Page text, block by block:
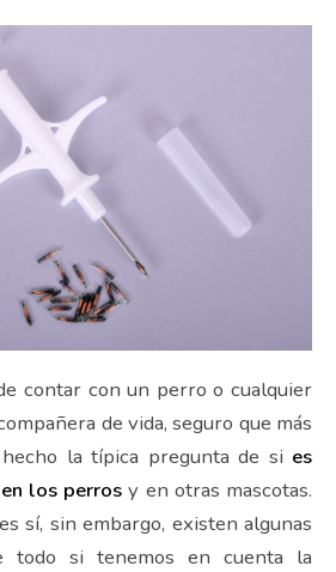
contar con un perro o cualquier
de vida, seguro que más
la típica pregunta de si es
los perrosy en otras mascotas.
sí, sin embargo, existen algunas
todo si tenemos en cuenta la